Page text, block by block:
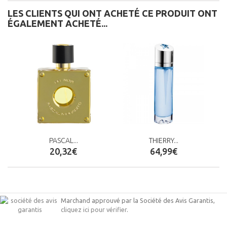
LES CLIENTS QUI ONT ACHETÉ CE PRODUIT ONT
ÉGALEMENT ACHETÉ...
PASCAL...
20,32€
THIERRY...
64,99€
Marchand approuvé par la Société des Avis Garantis,
cliquez ici pour vérifier.